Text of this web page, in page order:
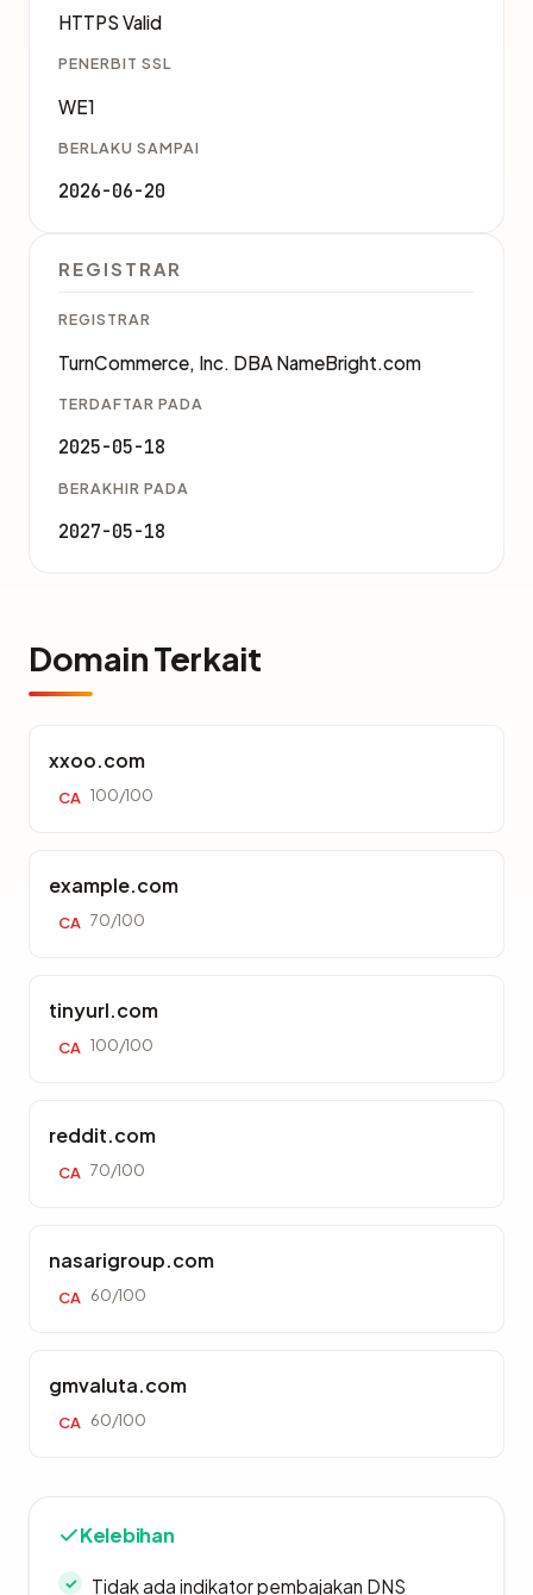
HTTPS Valid
PENERBIT SSL
WE1
BERLAKU SAMPAI
2026-06-20
REGISTRAR
REGISTRAR
TurnCommerce, Inc. DBA NameBright.com
TERDAFTAR PADA
2025-05-18
BERAKHIR PADA
2027-05-18
Domain Terkait
xxoo.com
CA 100/100
example.com
CA 70/100
tinyurl.com
CA 100/100
reddit.com
CA 70/100
nasarigroup.com
CA 60/100
gmvaluta.com
CA 60/100
Kelebihan
Tidak ada indikator pembajakan DNS